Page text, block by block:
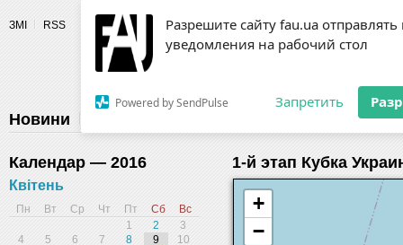
Разрешите сайту fau.ua отправлять
уведомления на рабочий стол
Powered by SendPulse Запретить
ЗМІ RSS
Новини Календар
Календар — 2016
Квітень
Пн Вт Ср Чт Пт Сб
Вс
1
2
3
4
5 6 7 8 9
10
1-й этап Кубка
+
−